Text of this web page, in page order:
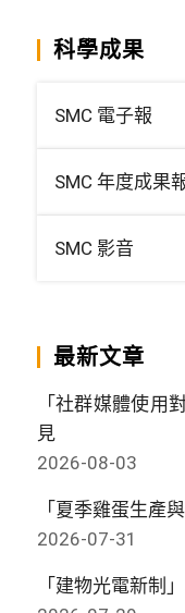
科學成果
SMC 電子報
SMC 年度成果
SMC 影音
最新文章
「社群媒體使用
見
2026-08-03
「夏季雞蛋生產
2026-07-31
「建物光電新制